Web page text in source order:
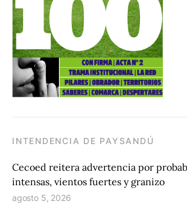
INTENDENCIA DE PAYSANDÚ
Cecoed reitera advertencia por
intensas, vientos fuertes y granizo
agosto 5, 2026